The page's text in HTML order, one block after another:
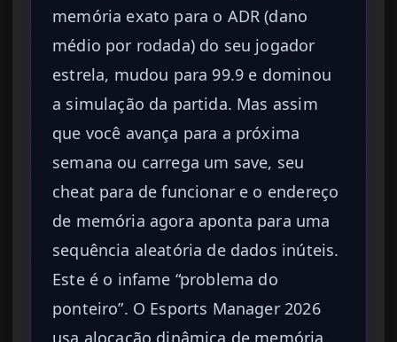
memória exato para o ADR (dano
médio por rodada) do seu jogador
estrela, mudou para 99.9 e dominou
a simulação da partida. Mas assim
que você avança para a próxima
semana ou carrega um save, seu
cheat para de funcionar e o endereço
de memória agora aponta para uma
sequência aleatória de dados inúteis.
Este é o infame “problema do
ponteiro”. O Esports Manager 2026
usa alocação dinâmica de memória.